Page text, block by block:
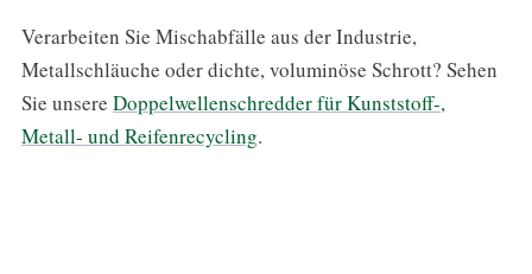
Verarbeiten Sie Mischabfälle aus der Industrie,
Metallschläuche oder dichte, voluminöse Schrott? Sehen
Sie unsere Doppelwellenschredder für Kunststoff-,
Metall- und Reifenrecycling.